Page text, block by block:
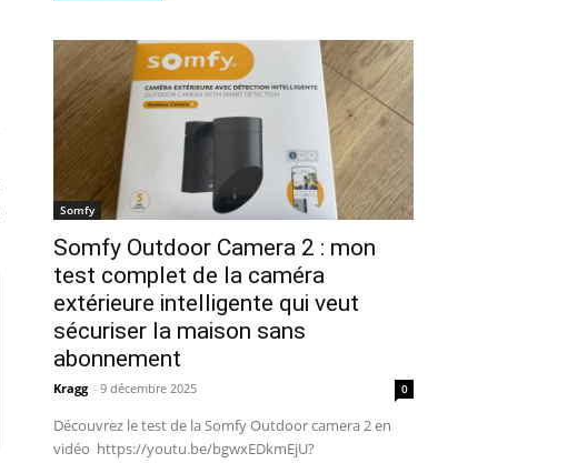
Somfy
Somfy Outdoor Camera 2 : mon
test complet de la caméra
extérieure intelligente qui veut
sécuriser la maison sans
abonnement
Kragg - 9 décembre 2025 0
Découvrez le test de la Somfy Outdoor camera 2 en
vidéo https://youtu.be/bgwxEDkmEjU?